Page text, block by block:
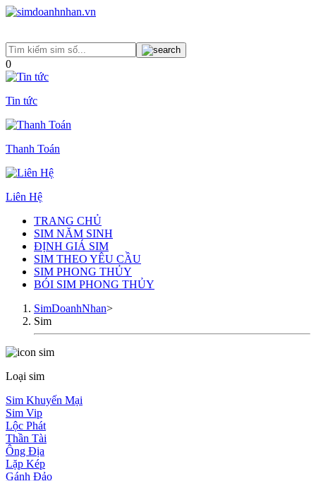
0
Tin tức
Thanh Toán
Liên Hệ
TRANG CHỦ
SIM NĂM SINH
ĐỊNH GIÁ SIM
SIM THEO YÊU CẦU
SIM PHONG THỦY
BÓI SIM PHONG THỦY
SimDoanhNhan>
Sim
Loại sim
Sim Khuyến Mại
Sim Vip
Lộc Phát
Thần Tài
Ông Địa
Lặp Kép
Gánh Đảo